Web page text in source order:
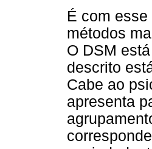
É com
métodos
O DSM
descrito
Cabe ao
apresenta